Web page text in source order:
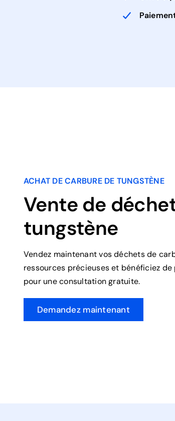
ACHAT DE CARBURE DE TUNGSTÈNE
Vente de
tungstène
Vendez maintenant vos déchets de
ressources précieuses et bénéficiez
pour une consultation gratuite.
Demandez maintenant